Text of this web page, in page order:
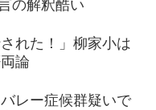
の解釈酷い
れた！」柳家小は
論
レー症候群疑いで